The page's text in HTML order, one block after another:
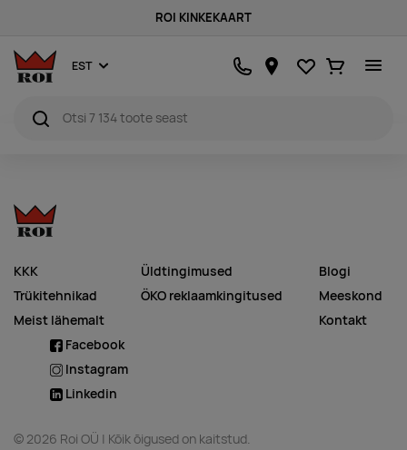
ROI KINKEKAART
EST Lemmikud
Ostukorv
KKK
Trükitehnikad
Meist lähemalt
Üldtingimused
ÖKO reklaamkingitused
Blogi
Meeskond
Kontakt
Facebook
Instagram
Linkedin
© 2026 Roi OÜ | Kõik õigused on kaitstud.